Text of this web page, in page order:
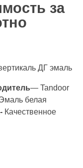
за
ДГ эмаль
— Tandoor
белая
Качественное